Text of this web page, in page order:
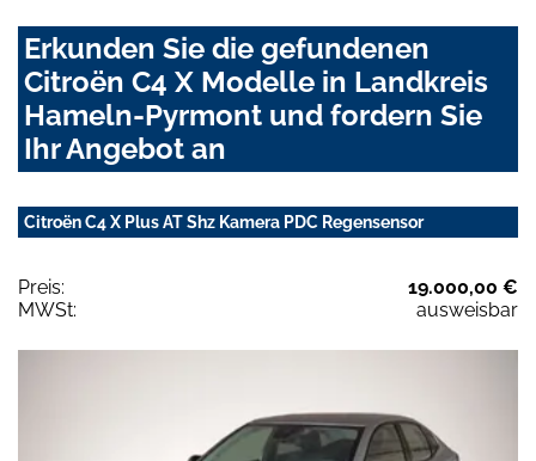
Erkunden Sie die gefundenen
Citroën C4 X Modelle in Landkreis
Hameln-Pyrmont und fordern Sie
Ihr Angebot an
Citroën C4 X Plus AT Shz Kamera PDC Regensensor
Preis:
19.000,00 €
MWSt:
ausweisbar